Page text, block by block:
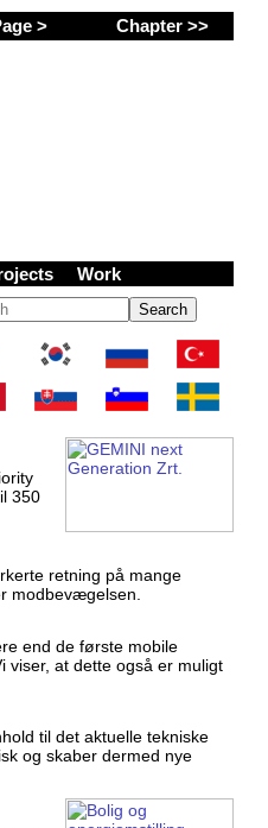
> Chapter >>
Work
350
retning på mange
modbevægelsen.
end de første mobile
viser, at dette også er muligt
til det aktuelle tekniske
og skaber dermed nye